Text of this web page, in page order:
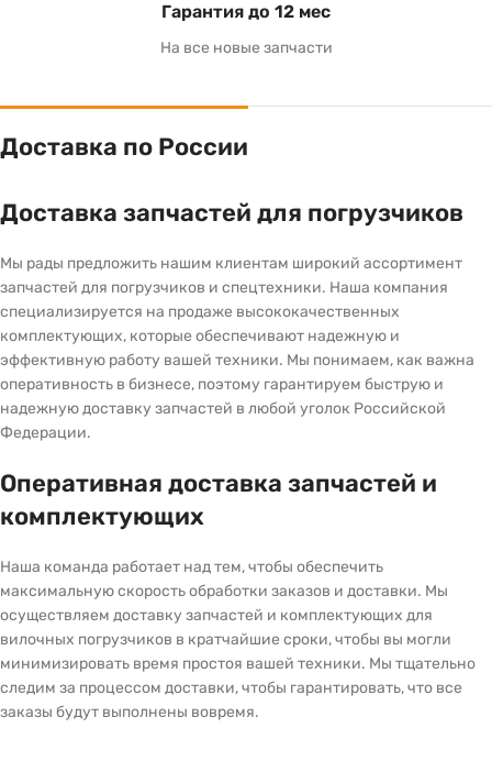
Гарантия до 12 мес
На все новые запчасти
Доставка по России
Доставка запчастей для погрузчиков
Мы рады предложить нашим клиентам широкий ассортимент
запчастей для погрузчиков и спецтехники. Наша компания
специализируется на продаже высококачественных
комплектующих, которые обеспечивают надежную и
эффективную работу вашей техники. Мы понимаем, как важна
оперативность в бизнесе, поэтому гарантируем быструю и
надежную доставку запчастей в любой уголок Российской
Федерации.
Оперативная доставка запчастей и
комплектующих
Наша команда работает над тем, чтобы обеспечить
максимальную скорость обработки заказов и доставки. Мы
осуществляем доставку запчастей и комплектующих для
вилочных погрузчиков в кратчайшие сроки, чтобы вы могли
минимизировать время простоя вашей техники. Мы тщательно
следим за процессом доставки, чтобы гарантировать, что все
заказы будут выполнены вовремя.